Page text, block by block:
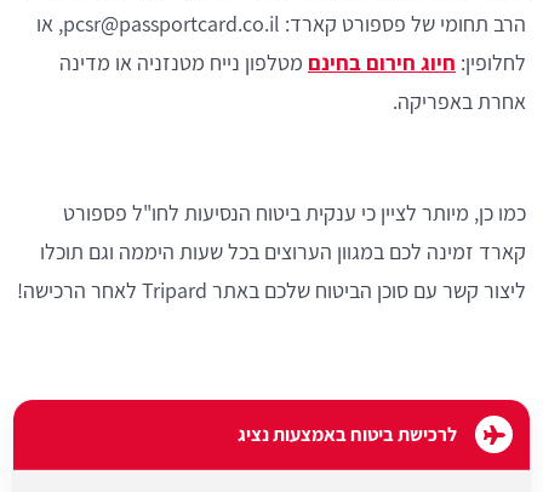
הרב תחומי של פספורט קארד: pcsr@passportcard.co.il, או
לחלופין: חיוג חירום בחינם מטלפון נייח מטנזניה או מדינה
אחרת באפריקה.
כמו כן, מיותר לציין כי ענקית ביטוח הנסיעות לחו"ל פספורט
קארד זמינה לכם במגוון הערוצים בכל שעות היממה וגם תוכלו
ליצור קשר עם סוכן הביטוח שלכם באתר Tripard לאחר הרכישה!
לרכישת ביטוח באמצעות נציג